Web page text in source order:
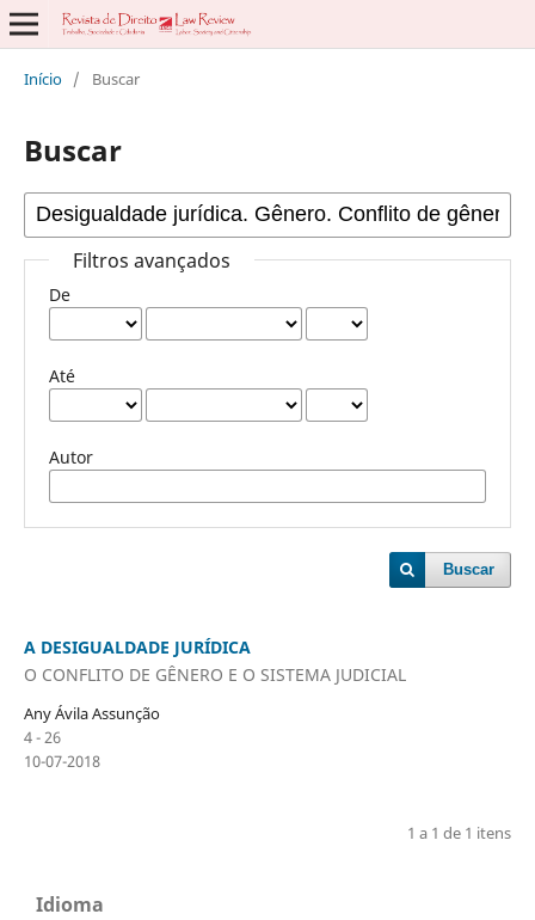
Início / Buscar
Buscar
Filtros avançados
De
Até
Autor
Buscar
A DESIGUALDADE JURÍDICA
O CONFLITO DE GÊNERO E O SISTEMA JUDICIAL
Any Ávila Assunção
4 - 26
10-07-2018
1 a 1 de 1 itens
Idioma